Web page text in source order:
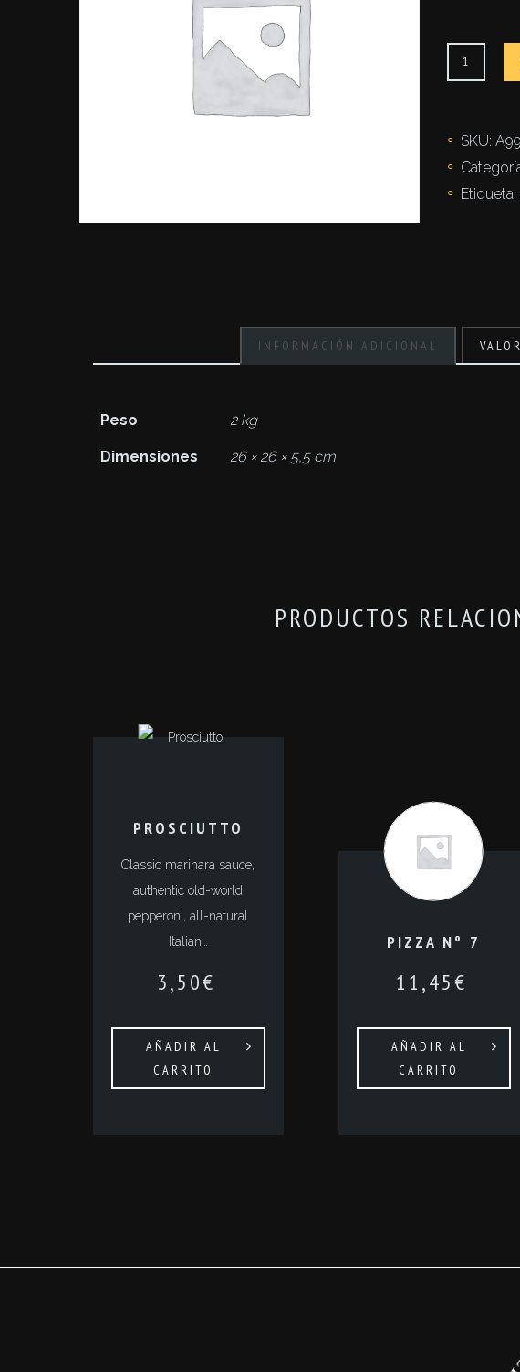
PIZZA
nº
cantidad
SKU:
Etiqueta:
INFORMACIÓN ADICIONAL
Peso 2 kg
Dimensiones 26 × 26 × 5,5 cm
PRODUCTOS
PROSCIUTTO
Classic marinara sauce,
authentic old-world
pepperoni, all-natural
Italian…
3,50€
AÑADIR AL
CARRITO
PIZZA Nº 7
11,45€
AÑADIR AL
CARRITO